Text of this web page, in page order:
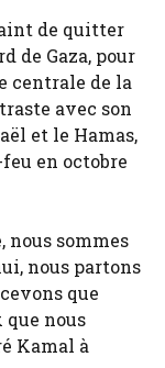
de quitter
de Gaza, pour
centrale de la
avec son
et le Hamas,
en octobre
nous sommes
nous partons
que
que nous
Kamal à